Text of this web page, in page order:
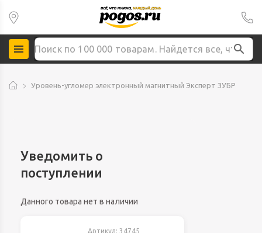
Уровень-угломер электронный магнитный Эксперт ЗУБР
Уведомить о
поступлении
Данного товара нет в наличии
Артикул: 34745